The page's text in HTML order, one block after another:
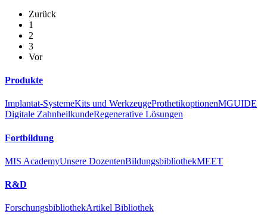
Zurück
1
2
3
Vor
Produkte
Implantat-SystemeKits und WerkzeugeProthetikoptionenMGUIDE
Digitale ZahnheilkundeRegenerative Lösungen
Fortbildung
MIS AcademyUnsere DozentenBildungsbibliothekMEET
R&D
ForschungsbibliothekArtikel Bibliothek